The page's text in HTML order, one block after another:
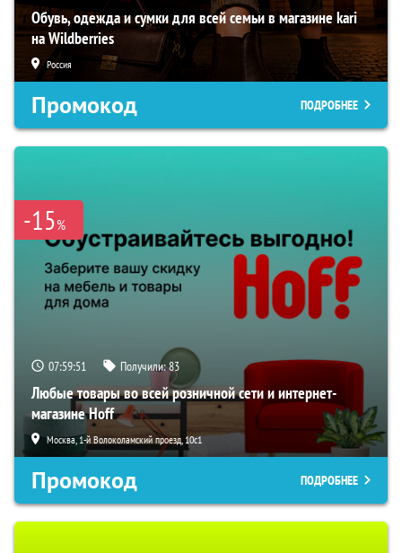
Обувь, одежда и сумки для всей семьи в магазине kari
на Wildberries
Россия
Промокод ПОДРОБНЕЕ
-15%
07:59:50 Получили:83
Любые товары во всей розничной сети и интернет-
магазине Hoff
Москва, 1-й Волоколамский проезд, 10с1
Промокод ПОДРОБНЕЕ